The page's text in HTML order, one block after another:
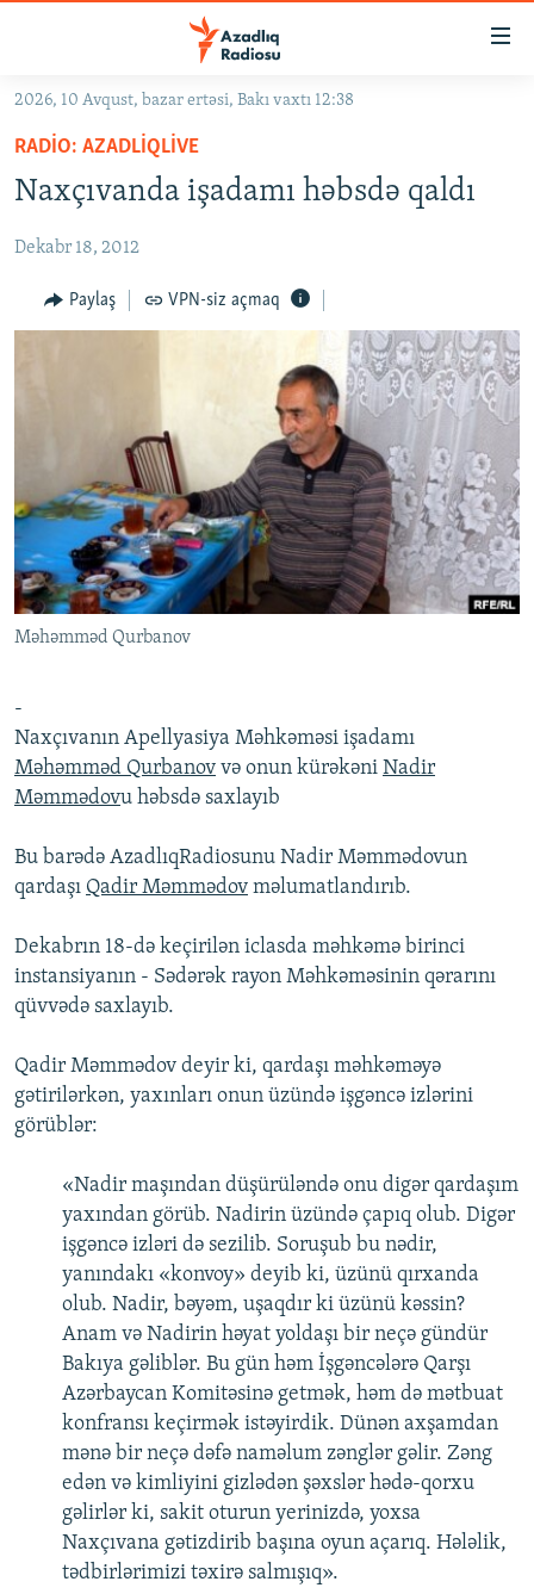
Əsas
qayıt
Əsas
naviqasiyaya
qayıt
GÜNDƏM
KORRUPSIOMETR
#ƏSLINDƏ
FƏRQƏ BAX
FOTOQALEREYA
İNFOQRAFIKA
KARIKATURA
RADIO ARXIV
OXU ZALI
AZƏRBAYCAN ƏDƏBIYYATI KITABXANASI
İSLAM VƏ DEMOKRATIYA
İZ - MƏDƏNIYYƏT PROQRAMI
HAQQIMIZDA
MISSIYAMIZ
PEŞƏ ETIKASI VƏ JURNALISTIKA STANDARTLARIMIZ
MATERIALLARIMIZDAN ISTIFADƏ
BIZIMLƏ ƏLAQƏ
XƏBƏR BÜLLETENLƏRIMIZ
BIZI IZLƏ
2026, 10 Avqust, bazar ertəsi, Bakı vaxtı 12:38
RADIO: AZADLIQLIVE
Naxçıvanda işadamı həbsdə qaldı
Dekabr 18, 2012
Paylaş VPN-siz açmaq
Məhəmməd Qurbanov
-
Naxçıvanın Apellyasiya Məhkəməsi işadamı
Məhəmməd Qurbanov və onun kürəkəni Nadir
Məmmədovu həbsdə saxlayıb
Bu barədə AzadlıqRadiosunu Nadir Məmmədovun
qardaşı Qadir Məmmədov məlumatlandırıb.
Dekabrın 18-də keçirilən iclasda məhkəmə birinci
instansiyanın - Sədərək rayon Məhkəməsinin qərarını
qüvvədə saxlayıb.
Qadir Məmmədov deyir ki, qardaşı məhkəməyə
gətirilərkən, yaxınları onun üzündə işgəncə izlərini
görüblər:
«Nadir maşından düşürüləndə onu digər qardaşım
yaxından görüb. Nadirin üzündə çapıq olub. Digər
işgəncə izləri də sezilib. Soruşub bu nədir,
yanındakı «konvoy» deyib ki, üzünü qırxanda
olub. Nadir, bəyəm, uşaqdır ki üzünü kəssin?
Anam və Nadirin həyat yoldaşı bir neçə gündür
Bakıya gəliblər. Bu gün həm İşgəncələrə Qarşı
Azərbaycan Komitəsinə getmək, həm də mətbuat
konfransı keçirmək istəyirdik. Dünən axşamdan
mənə bir neçə dəfə naməlum zənglər gəlir. Zəng
edən və kimliyini gizlədən şəxslər hədə-qorxu
gəlirlər ki, sakit oturun yerinizdə, yoxsa
Naxçıvana gətizdirib başına oyun açarıq. Hələlik,
tədbirlərimizi təxirə salmışıq».